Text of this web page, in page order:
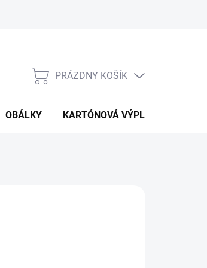
NÁKUPNÝ
PRÁZDNY KOŠÍK
OBÁLKY KARTÓNOVÁ VÝPLŇ